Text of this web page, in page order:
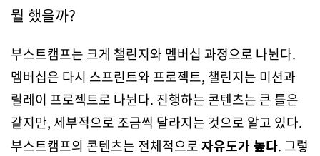
뭘 했을까?
부스트캠프는 크게 챌린지와 멤버십 과정으로 나뉜다.
멤버십은 다시 스프린트와 프로젝트, 챌린지는 미션과
릴레이 프로젝트로 나뉜다. 진행하는 콘텐츠는 큰 틀은
같지만, 세부적으로 조금씩 달라지는 것으로 알고 있다.
부스트캠프의 콘텐츠는 전체적으로자유도가 높다. 그렇